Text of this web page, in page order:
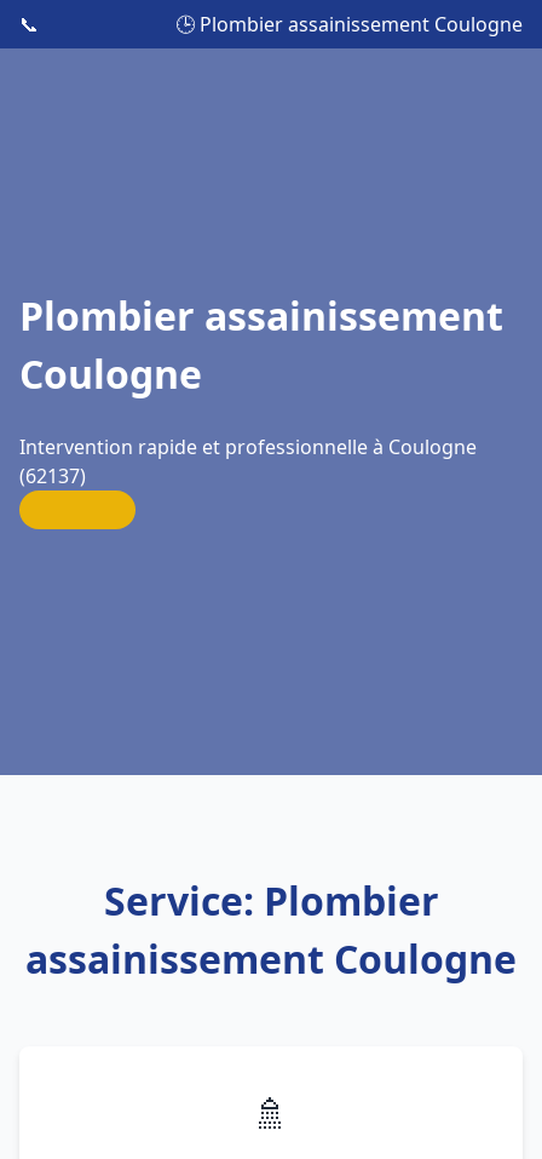
📞 🕒 Plombier assainissement Coulogne
Plombier assainissement
Coulogne
Intervention rapide et professionnelle à Coulogne
(62137)
Service: Plombier
assainissement Coulogne
🚿